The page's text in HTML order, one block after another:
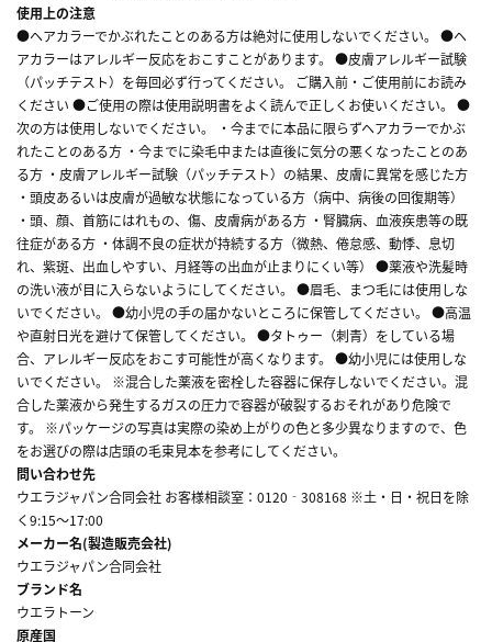
使用上の注意
●ヘアカラーでかぶれたことのある方は絶対に使用しないでください。 ●ヘ
アカラーはアレルギー反応をおこすことがあります。 ●皮膚アレルギー試験
（パッチテスト）を毎回必ず行ってください。 ご購入前・ご使用前にお読み
ください ●ご使用の際は使用説明書をよく読んで正しくお使いください。 ●
次の方は使用しないでください。 ・今までに本品に限らずヘアカラーでかぶ
れたことのある方 ・今までに染毛中または直後に気分の悪くなったことのあ
る方 ・皮膚アレルギー試験（パッチテスト）の結果、皮膚に異常を感じた方
・頭皮あるいは皮膚が過敏な状態になっている方（病中、病後の回復期等）
・頭、顔、首筋にはれもの、傷、皮膚病がある方 ・腎臓病、血液疾患等の既
往症がある方 ・体調不良の症状が持続する方（微熱、倦怠感、動悸、息切
れ、紫斑、出血しやすい、月経等の出血が止まりにくい等） ●薬液や洗髪時
の洗い液が目に入らないようにしてください。 ●眉毛、まつ毛には使用しな
いでください。 ●幼小児の手の届かないところに保管してください。 ●高温
や直射日光を避けて保管してください。 ●タトゥー（刺青）をしている場
合、アレルギー反応をおこす可能性が高くなります。 ●幼小児には使用しな
いでください。 ※混合した薬液を密栓した容器に保存しないでください。混
合した薬液から発生するガスの圧力で容器が破裂するおそれがあり危険で
す。 ※パッケージの写真は実際の染め上がりの色と多少異なりますので、色
をお選びの際は店頭の毛束見本を参考にしてください。
問い合わせ先
ウエラジャパン合同会社 お客様相談室：0120‐308168 ※土・日・祝日を除
く9:15～17:00
メーカー名(製造販売会社)
ウエラジャパン合同会社
ブランド名
ウエラトーン
原産国